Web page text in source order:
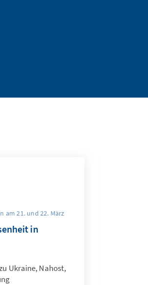
am 21. und 22. März
in
Ukraine, Nahost,